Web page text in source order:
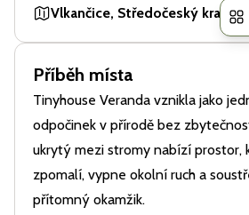
Vlkančice, Středočeský kraj,
Příběh místa
Tinyhouse Veranda vznikla jako
odpočinek v přírodě bez
ukrytý mezi stromy nabízí prostor,
zpomalí, vypne okolní ruch a
přítomný okamžik.